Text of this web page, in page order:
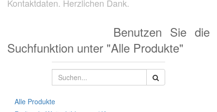
Kontaktdaten. Herzlichen Dank.
Benutzen Sie die
Suchfunktion unter "Alle Produkte"
Alle Produkte